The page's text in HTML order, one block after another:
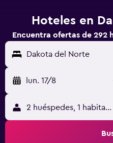
Hoteles en
Encuentra ofertas de 292
Dakota del Norte
lun. 17/8
2 huéspedes, 1